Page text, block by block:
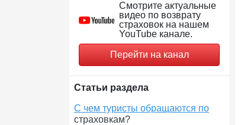
Смотрите актуальные
видео по возврату
страховок на нашем
YouTube канале.
Перейти на канал
Статьи раздела
С чем туристы обращаются по
страховкам?